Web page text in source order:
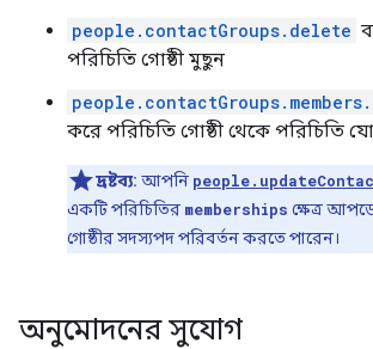
people.contactGroups.delete
পরিচিতি গোষ্ঠী মুছুন
করে পরিচিতি গোষ্ঠী থেকে পরিচিতি
দ্রষ্টব্য: আপনি
একটি পরিচিতির memberships ক্ষেত্র
গোষ্ঠীর সদস্যপদ পরিবর্তন করতে পারেন।
অনুমোদনের সুযোগ